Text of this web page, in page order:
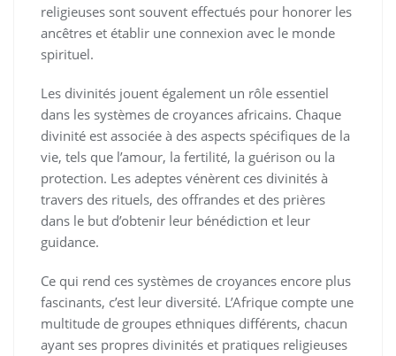
religieuses sont souvent effectués pour honorer les
ancêtres et établir une connexion avec le monde
spirituel.
Les divinités jouent également un rôle essentiel
dans les systèmes de croyances africains. Chaque
divinité est associée à des aspects spécifiques de la
vie, tels que l’amour, la fertilité, la guérison ou la
protection. Les adeptes vénèrent ces divinités à
travers des rituels, des offrandes et des prières
dans le but d’obtenir leur bénédiction et leur
guidance.
Ce qui rend ces systèmes de croyances encore plus
fascinants, c’est leur diversité. L’Afrique compte une
multitude de groupes ethniques différents, chacun
ayant ses propres divinités et pratiques religieuses